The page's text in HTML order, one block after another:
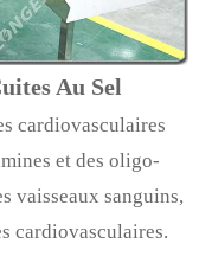
Au Sel
cardiovasculaires
et des oligo-
vaisseaux sanguins,
cardiovasculaires.